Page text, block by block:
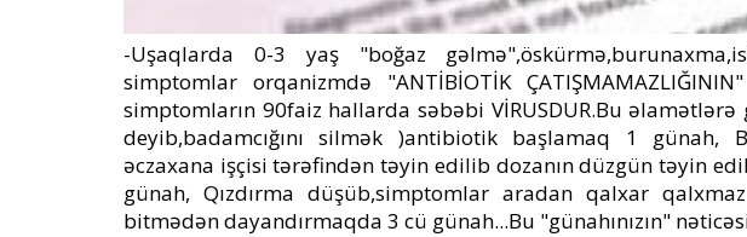
-Uşaqlarda 0-3 yaş "boğaz
simptomlar orqanizmdə "ANTİBİOTİK
simptomların 90faiz hallarda səbəbi VİRUSDUR.Bu əlamətlərə
deyib,badamcığını silmək )antibiotik başlamaq 1
əczaxana işçisi tərəfindən təyin edilib dozanın düzgün təyin
günah, Qızdırma düşüb,simptomlar aradan qalxar
bitmədən dayandırmaqda 3 cü günah...Bu "günahınızın"